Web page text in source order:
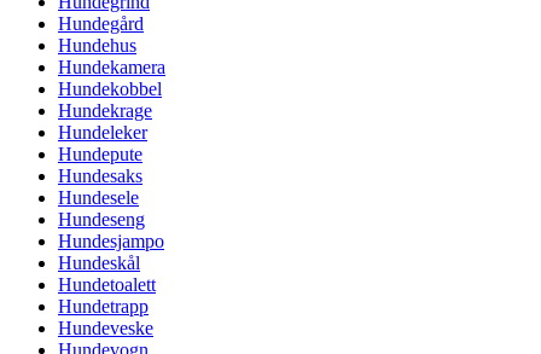
Hundegård
Hundehus
Hundekamera
Hundekobbel
Hundekrage
Hundeleker
Hundepute
Hundesaks
Hundesele
Hundeseng
Hundesjampo
Hundeskål
Hundetoalett
Hundetrapp
Hundeveske
Hundevogn